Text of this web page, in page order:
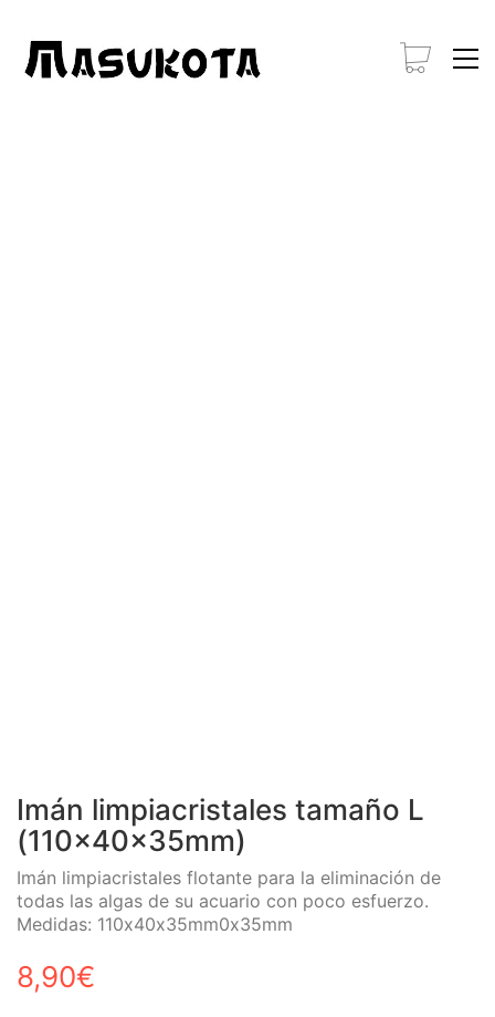
Imán limpiacristales tamaño L
(110x40x35mm)
Imán limpiacristales flotante para la eliminación de
todas las algas de su acuario con poco esfuerzo.
Medidas: 110x40x35mm0x35mm
8,90€